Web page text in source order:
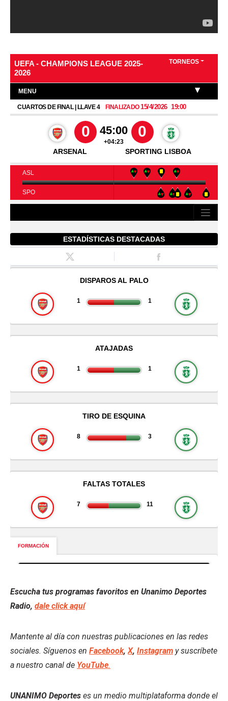
Escucha tus programas favoritos en Unanimo Deportes
Radio, dale click aquí
Mantente al día con nuestras publicaciones en las redes
sociales. Síguenos en Facebook,X, Instagram y suscríbete
a nuestro canal de YouTube.
UNANIMO Deportes es un medio multiplataforma donde el